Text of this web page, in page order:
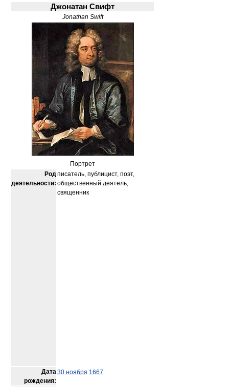
Джонатан Свифт
Jonathan Swift
Портрет
Род
деятельности:
писатель, публицист, поэт,
общественный деятель,
священник
Дата
рождения:
30 ноября 1667